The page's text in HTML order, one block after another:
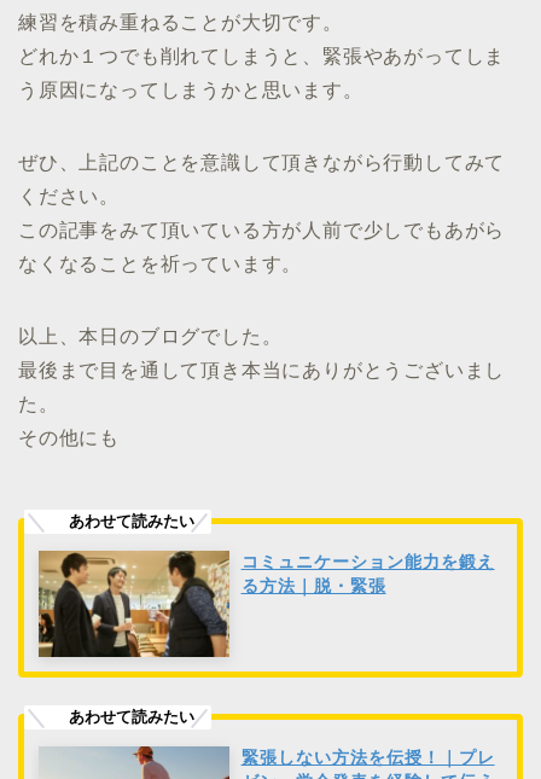
練習を積み重ねることが大切です。
どれか１つでも削れてしまうと、緊張やあがってしま
う原因になってしまうかと思います。
ぜひ、上記のことを意識して頂きながら行動してみて
ください。
この記事をみて頂いている方が人前で少しでもあがら
なくなることを祈っています。
以上、本日のブログでした。
最後まで目を通して頂き本当にありがとうございまし
た。
その他にも
コミュニケーション能力を鍛え
る方法｜脱・緊張
緊張しない方法を伝授！｜プレ